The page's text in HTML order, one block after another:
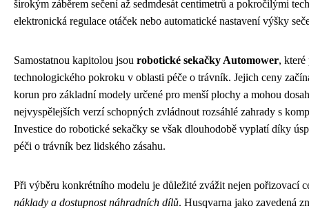
širokým záběrem sečení až sedmdesát centimetrů a pokročilými
elektronická regulace otáček nebo automatické nastavení výšky
Samostatnou kapitolou jsou robotické sekačky Automower,
technologického pokroku v oblasti péče o trávník. Jejich ceny
korun pro základní modely určené pro menší plochy a mohou
nejvyspělejších verzí schopných zvládnout rozsáhlé zahrady s
Investice do robotické sekačky se však dlouhodobě vyplatí díky
péči o trávník bez lidského zásahu.
Při výběru konkrétního modelu je důležité zvážit nejen pořizovací
náklady a dostupnost náhradních dílů. Husqvarna jako zavedená